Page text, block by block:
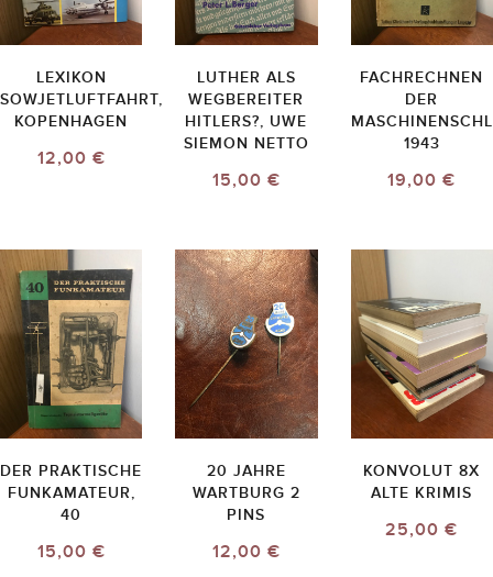
LEXIKON
SOWJETLUFTFAHRT,
KOPENHAGEN
12,00 €
LUTHER ALS
WEGBEREITER
HITLERS?, UWE
SIEMON NETTO
15,00 €
FACHRECHNEN
DER
1943
19,00 €
DER PRAKTISCHE
FUNKAMATEUR,
40
15,00 €
20 JAHRE
WARTBURG 2
PINS
12,00 €
KONVOLUT 8X
ALTE KRIMIS
25,00 €